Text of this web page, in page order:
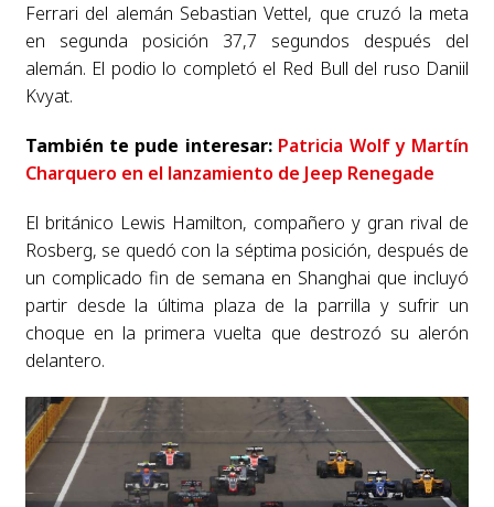
Ferrari del alemán Sebastian Vettel, que cruzó la meta
en segunda posición 37,7 segundos después del
alemán. El podio lo completó el Red Bull del ruso Daniil
Kvyat.
También te pude interesar: Patricia Wolf y Martín
Charquero en el lanzamiento de Jeep Renegade
El británico Lewis Hamilton, compañero y gran rival de
Rosberg, se quedó con la séptima posición, después de
un complicado fin de semana en Shanghai que incluyó
partir desde la última plaza de la parrilla y sufrir un
choque en la primera vuelta que destrozó su alerón
delantero.